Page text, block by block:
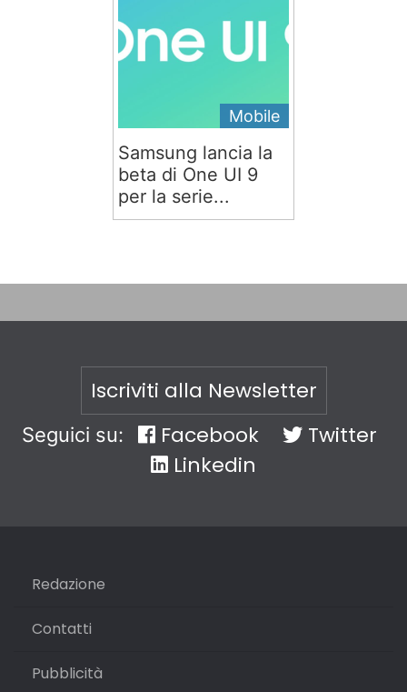
Mobile
Samsung lancia la
beta di One UI 9
per la serie...
Iscriviti alla Newsletter
Seguici su: Facebook
Twitter
Linkedin
Redazione
Contatti
Pubblicità